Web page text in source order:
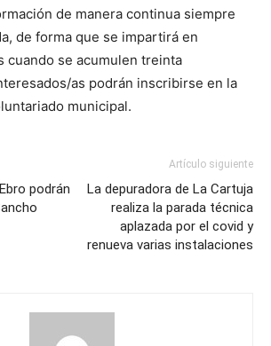
de manera continua siempre
de forma que se impartirá en
cuando se acumulen treinta
as podrán inscribirse en la
municipal.
podrán
Artículo siguiente
La depuradora de La Cartuja
realiza la parada técnica
aplazada por el covid y
renueva varias instalaciones